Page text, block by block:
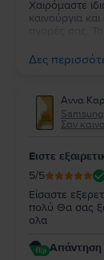
Χαιρόμαστε
καινούργια
ειλικρινά για
τη νέα σας
Δες
Αννα
Σαν
Ειστε
5/5
Είσαστε
πολύ Θα σας
ολα